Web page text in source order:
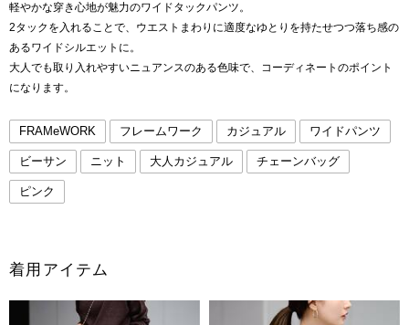
軽やかな穿き心地が魅力のワイドタックパンツ。
2タックを入れることで、ウエストまわりに適度なゆとりを持たせつつ落ち感の
あるワイドシルエットに。
大人でも取り入れやすいニュアンスのある色味で、コーディネートのポイント
になります。
FRAMeWORK フレームワーク カジュアル ワイドパンツ
ビーサン ニット 大人カジュアル チェーンバッグ
ピンク
着用アイテム